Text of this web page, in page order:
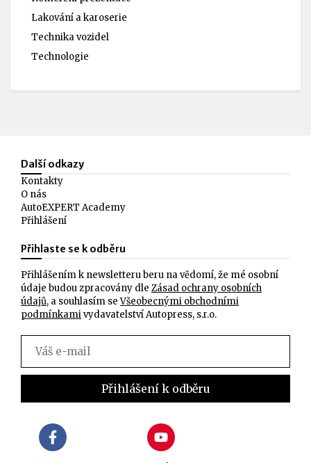
Lakování a karoserie
Technika vozidel
Technologie
Další odkazy
Kontakty
O nás
AutoEXPERT Academy
Přihlášení
Přihlaste se k odběru
Přihlášením k newsletteru beru na vědomí, že mé osobní
údaje budou zpracovány dle Zásad ochrany osobních
údajů, a souhlasím seVšeobecnými obchodními
podmínkamivydavatelství Autopress, s.r.o.